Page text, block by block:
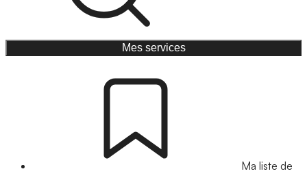
Mes services
Ma liste de